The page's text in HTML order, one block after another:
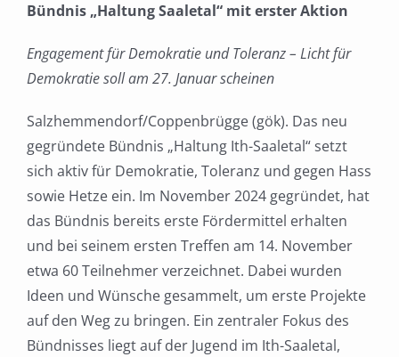
Bündnis „Haltung Saaletal“ mit erster Aktion
Engagement für Demokratie und Toleranz – Licht für
Demokratie soll am 27. Januar scheinen
Salzhemmendorf/Coppenbrügge (gök). Das neu
gegründete Bündnis „Haltung Ith-Saaletal“ setzt
sich aktiv für Demokratie, Toleranz und gegen Hass
sowie Hetze ein. Im November 2024 gegründet, hat
das Bündnis bereits erste Fördermittel erhalten
und bei seinem ersten Treffen am 14. November
etwa 60 Teilnehmer verzeichnet. Dabei wurden
Ideen und Wünsche gesammelt, um erste Projekte
auf den Weg zu bringen. Ein zentraler Fokus des
Bündnisses liegt auf der Jugend im Ith-Saaletal,